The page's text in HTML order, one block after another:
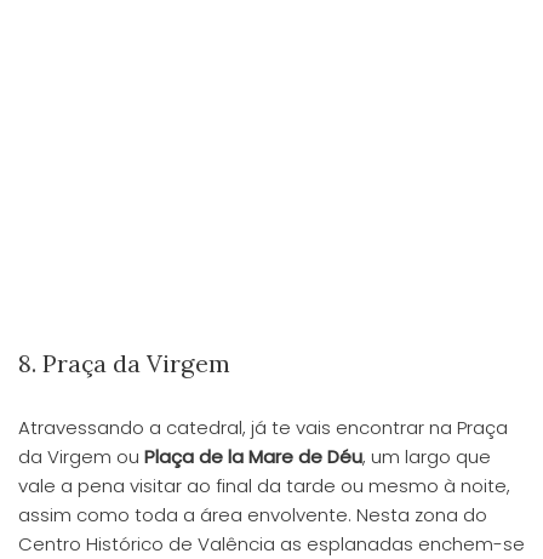
8. Praça da Virgem
Atravessando a catedral, já te vais encontrar na Praça
da Virgem ou Plaça de la Mare de Déu, um largo que
vale a pena visitar ao final da tarde ou mesmo à noite,
assim como toda a área envolvente. Nesta zona do
Centro Histórico de Valência as esplanadas enchem-se